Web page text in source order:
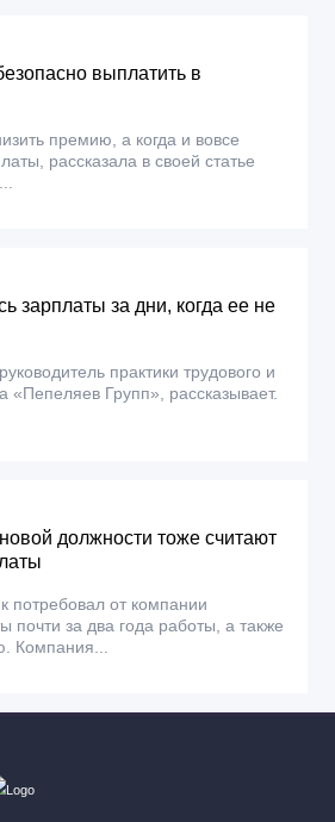
выплатить в
премию, а когда и вовсе
рассказала в своей статье
зарплаты за дни, когда ее не
практики трудового и
«Пепеляев Групп», рассказывает.
должности тоже считают
потребовал от компании
почти за два года работы, а также
Компания...